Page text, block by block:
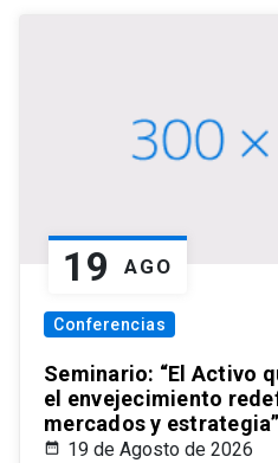
19 AGO
Conferencias
Seminario: “El Activo
el envejecimiento
mercados y estrategia”
19 de Agosto de 2026